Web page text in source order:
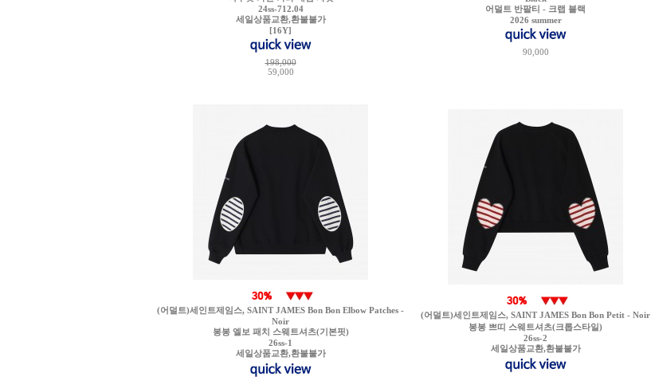
24ss-712.04
세일상품교환,환불불가
[16Y]
198,000
59,000
어덜트 반팔티 - 크랩 블랙
2026 summer
90,000
(어덜트)세인트제임스, SAINT JAMES Bon Bon Elbow Patches -
Noir
봉봉 엘보 패치 스웨트셔츠(기본핏)
26ss-1
세일상품교환,환불불가
(어덜트)세인트제임스, SAINT JAMES Bon Bon Petit - Noir
봉봉 쁘띠 스웨트셔츠(크롭스타일)
26ss-2
세일상품교환,환불불가